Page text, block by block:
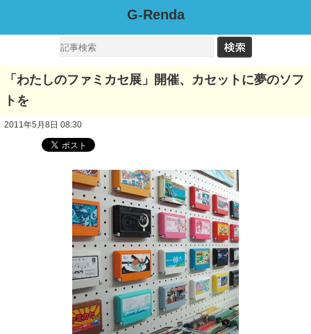
G-Renda
「わたしのファミカセ展」開催、カセットに夢のソフ
トを
2011年5月8日 08:30